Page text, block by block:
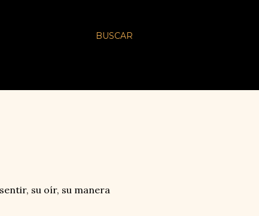
BUSCAR
su oír, su manera